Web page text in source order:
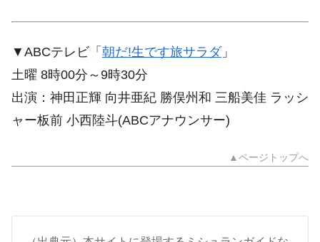
▼ABCテレビ「 朝だ!生です旅サラダ 」
土曜 8時00分～9時30分
出演：神田正輝 向井亜紀 勝俣州和 三船美佳 ラッシ
ャー板前 小西陸斗(ABCアナウンサー)
▲ページトップへ